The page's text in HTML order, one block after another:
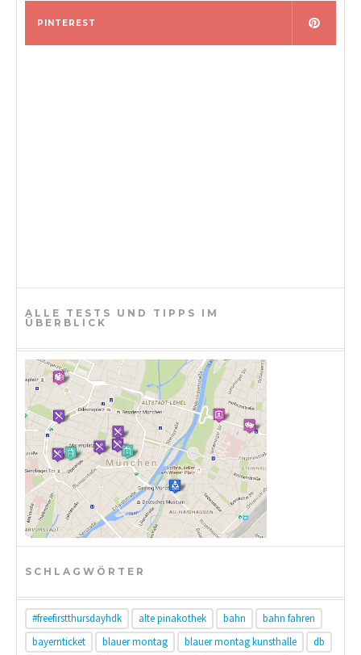
PINTEREST
ALLE TESTS UND TIPPS IM
ÜBERBLICK
SCHLAGWÖRTER
#freefirstthursdayhdk alte pinakothek bahn
bahn fahren
bayernticket
blauer montag blauer montag kunsthalle
db